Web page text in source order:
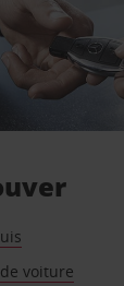
voiture